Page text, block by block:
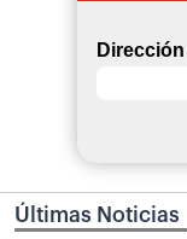
Últimas Noticias